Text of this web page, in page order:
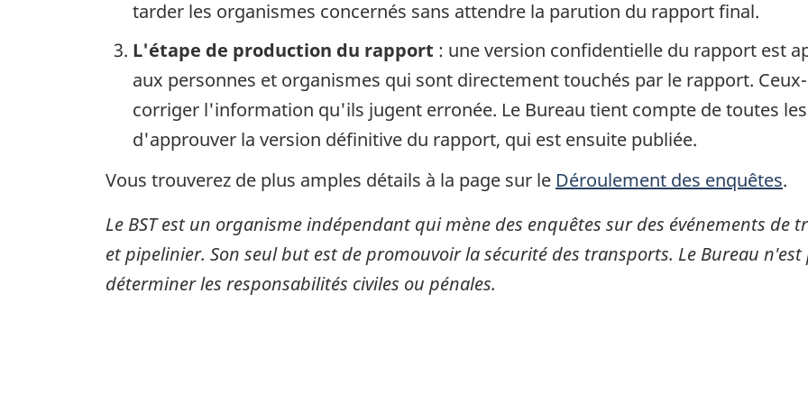
tarder les organismes concernés sans attendre la parution du rapport final.
L'étape de production du rapport : une version confidentielle du rapport est
aux personnes et organismes qui sont directement touchés par le rapport.
corriger l'information qu'ils jugent erronée. Le Bureau tient compte de toutes
d'approuver la version définitive du rapport, qui est ensuite publiée.
Vous trouverez de plus amples détails à la page sur le Déroulement des enquêtes.
Le BST est un organisme indépendant qui mène des enquêtes sur des événements
et pipelinier. Son seul but est de promouvoir la sécurité des transports. Le Bureau
déterminer les responsabilités civiles ou pénales.